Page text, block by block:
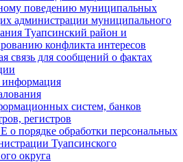
поведению муниципальных
администрации муниципального
Туапсинский район и
конфликта интересов
связь для сообщений о фактах
систем, банков
регистров
обработки персональных
Туапсинского
округа